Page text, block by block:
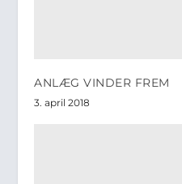
ANLÆG VINDER FREM
3. april 2018